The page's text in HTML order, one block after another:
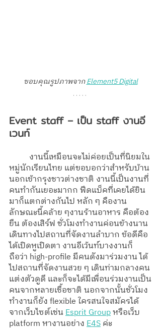
ขอบคุณรูปภาพจาก Element5 Digital
Event staff – เป็น staff งานอี
เวนท์
หมู่นักเรียนไทย แต่ขอบอกว่าสำหรับบ้าน
นอกเข้ากรุงชาวต่างชาติ งานนี้เป็นงานที่
คนทำกันเยอะมากก ฟีดแบ็คที่เคยได้ยิน
มาก็แตกต่างกันไป หลัก ๆ คืองาน
ลักษณะนี้คล้าย ๆงานร้านอาหาร คือต้อง
ยืน ต้องเสิร์ฟ ชั่วโมงทำงานค่อนข้างนาน
เดินทางไปสถานที่จัดงานลำบาก ข้อดีคือ
ได้เปิดหูเปิดตา งานอีเว้นท์บางงานก็
ถือว่า high-profile มีคนดังมาร่วมงาน ได้
ไปสถานที่จัดงานสวย ๆ เดินท่ามกลางคน
แต่งตัวดูดี และก็จะได้มีเพื่อนร่วมงานเป็น
คนจากหลายเชื้อชาติ นอกจากนั้นชั่วโมง
ทำงานก็ยัง flexible ใครสนใจสมัครได้
จากเว็บไซต์เช่น Esprit Group หรือเว็บ
platform หางานอย่าง E4S ค่ะ